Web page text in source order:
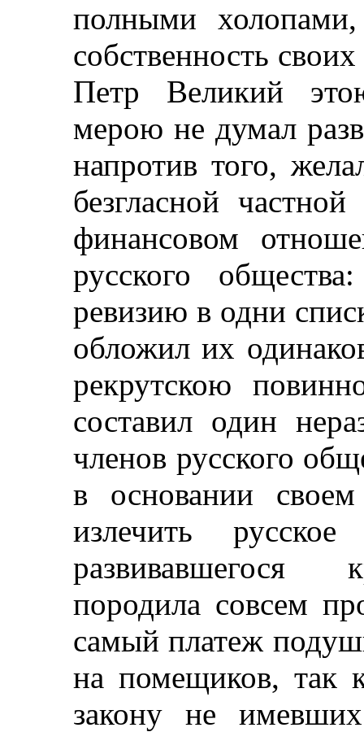
полными
собственность
Петр Великий
мерою не думал
напротив того,
безгласной
финансовом
русского
ревизию в одни
обложил их
рекрутскою
составил один
членов русского
в основании своем
излечить
развивавшегося
породила совсем
самый платеж
на помещиков, так
закону не